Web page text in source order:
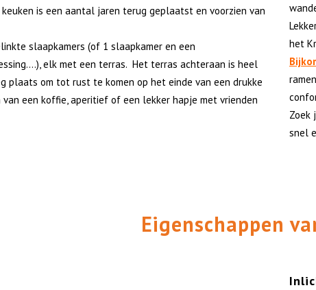
is een aantal jaren terug geplaatst en voorzien van
slaapkamers (of 1 slaapkamer en een
elk met een terras. Het terras achteraan is heel
plaats om tot rust te komen op het einde van een drukke
een koffie, aperitief of een lekker hapje met vrienden
het
Zoek
snel
Eigenschappen